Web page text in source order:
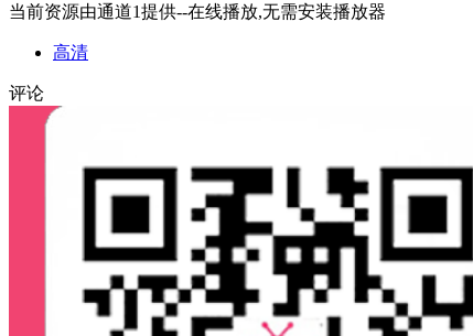
当前资源由通道1提供--在线播放,无需安装播放器
高清
评论